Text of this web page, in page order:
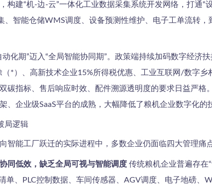
构建“机-边-云”一体化工业数据采集系统开发网络，打通
、智能仓储WMS调度、设备预测性维护、电子工单流转
化期”迈入“全局智能协同期”。政策端持续加码数字经济
*）、高新技术企业15%所得税优惠、工业互联网/数字
碳指标、售后响应时效、配件溯源透明度的要求日益严格
企业级SaaS平台的成熟，大幅降低了粮机企业数字化的
局逻辑
智能工厂跃迁的实际进程中，多数企业仍面临四大管理痛
同低效，缺乏全局可视与智能调度 传统粮机企业普遍存在
单、PLC控制数据、车间传感器、AGV调度、电子地磅、